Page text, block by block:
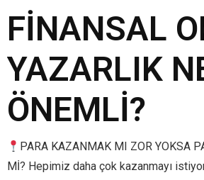
FİNANSAL
YAZARLIK
ÖNEMLİ?
PARA KAZANMAK MI ZOR YOKSA
Mİ? Hepimiz daha çok kazanmayı